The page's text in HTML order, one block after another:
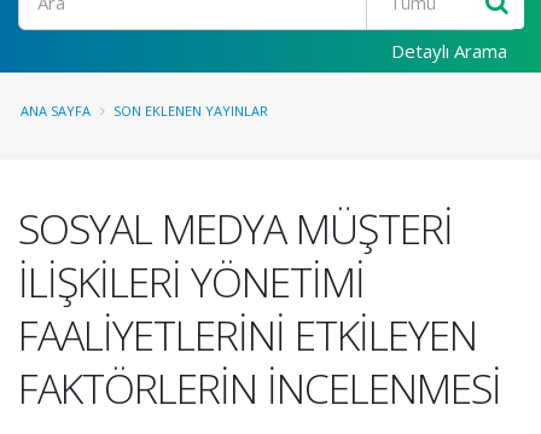
Detaylı Arama
ANA SAYFA SON EKLENEN YAYINLAR
SOSYAL MEDYA MÜŞTERİ
İLİŞKİLERİ YÖNETİMİ
FAALİYETLERİNİ ETKİLEYEN
FAKTÖRLERİN İNCELENMESİ